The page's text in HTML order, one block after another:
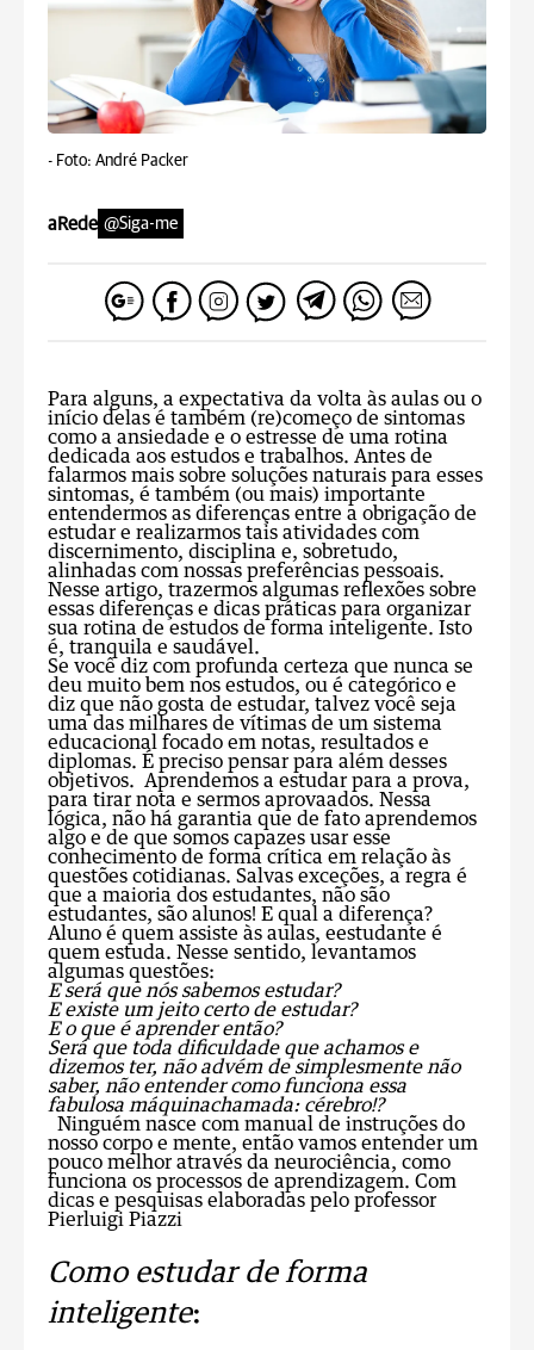
- Foto: André Packer
aRede @Siga-me
Para alguns, a expectativa da volta às aulas ou o
início delas é também (re)começo de sintomas
como a ansiedade e o estresse de uma rotina
dedicada aos estudos e trabalhos. Antes de
falarmos mais sobre soluções naturais para esses
sintomas, é também (ou mais) importante
entendermos as diferenças entre a obrigação de
estudar e realizarmos tais atividades com
discernimento, disciplina e, sobretudo,
alinhadas com nossas preferências pessoais.
Nesse artigo, trazermos algumas reflexões sobre
essas diferenças e dicas práticas para organizar
sua rotina de estudos de forma inteligente. Isto
é, tranquila e saudável.
Se você diz com profunda certeza que nunca se
deu muito bem nos estudos, ou é categórico e
diz que não gosta de estudar, talvez você seja
uma das milhares de vítimas de um sistema
educacional focado em notas, resultados e
diplomas. É preciso pensar para além desses
objetivos. Aprendemos a estudar para a prova,
para tirar nota e sermos aprovaados. Nessa
lógica, não há garantia que de fato aprendemos
algo e de que somos capazes usar esse
conhecimento de forma crítica em relação às
questões cotidianas. Salvas exceções, a regra é
que a maioria dos estudantes, não são
estudantes, são alunos! E qual a diferença?
Aluno é quem assiste às aulas, eestudante é
quem estuda. Nesse sentido, levantamos
algumas questões:
E será que nós sabemosestudar?
E existe um jeito certo de estudar?
E o que é aprenderentão?
Será que toda dificuldade que achamos e
dizemos ter, não advém de simplesmente não
saber, não entender como funciona essa
fabulosa máquinachamada: cérebro!?
Ninguém nasce com manual de instruções do
nosso corpo e mente, então vamos entender um
pouco melhor através da neurociência, como
funciona os processos de aprendizagem. Com
dicas e pesquisas elaboradas pelo professor
Pierluigi Piazzi
Como estudar de forma
inteligente: